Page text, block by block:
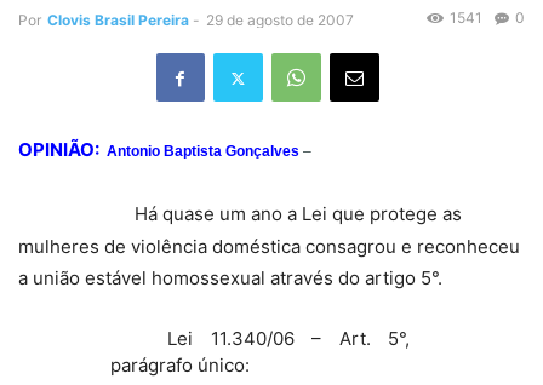
Por Clovis Brasil Pereira - 29 de agosto de 2007 0
1541
OPINIÃO: Antonio Baptista Gonçalves –
Há quase um ano a Lei que protege as
mulheres de violência doméstica consagrou e reconheceu
a união estável homossexual através do artigo 5°.
Lei 11.340/06 – Art. 5°,
parágrafo único: